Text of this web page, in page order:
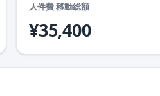
人件費 移動総額
¥35,400